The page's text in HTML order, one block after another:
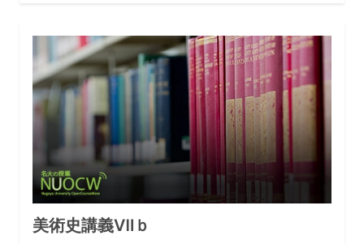
と思っている皆さん、興味があることについて山のよう
な文献を読み、時には画像資料や、モノ資料、データを
読んで分析し、自分なりの見解や、疑問の解決方法を考
える力、これが、予測不可能な現代社会に役に立たない
はずがないです。また或いは、もし保護者の方が、文学
部は就職が悪いのでは、と心配していらしたら、名古屋
大学文学部は就職が良いので心配ありません、と伝えて
ください。
やりたいこと、興味あることのキーワードが文学部の２
２の分野専門の中にあるのならば、ぜひ文学部に来てく
美術史講義Ⅶｂ